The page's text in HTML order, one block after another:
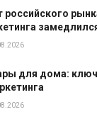
российского
для дома: